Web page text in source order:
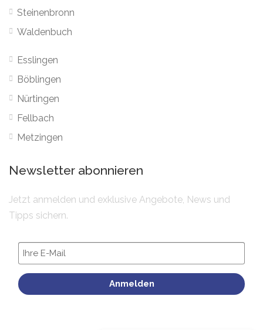
Steinenbronn
Waldenbuch
Esslingen
Böblingen
Nürtingen
Fellbach
Metzingen
Newsletter abonnieren
Jetzt anmelden und exklusive Angebote, News und
Tipps sichern.
Anmelden